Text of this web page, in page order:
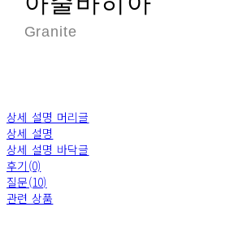
Granite
상세 설명 머리글
상세 설명
상세 설명 바닥글
후기(0)
질문(10)
관련 상품